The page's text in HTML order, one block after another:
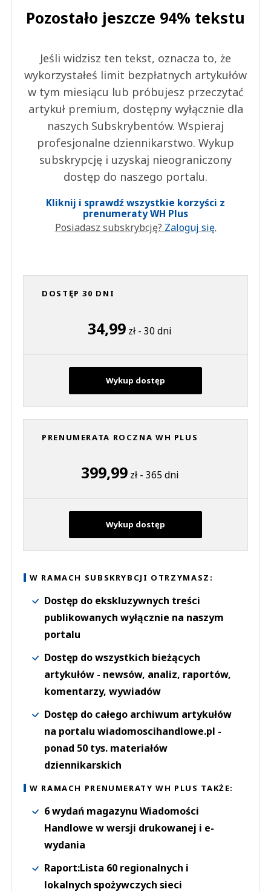
Pozostało jeszcze 94% tekstu
Jeśli widzisz ten tekst, oznacza to, że
wykorzystałeś limit bezpłatnych artykułów
w tym miesiącu lub próbujesz przeczytać
artykuł premium, dostępny wyłącznie dla
naszych Subskrybentów. Wspieraj
profesjonalne dziennikarstwo. Wykup
subskrypcję i uzyskaj nieograniczony
dostęp do naszego portalu.
Kliknij i sprawdź wszystkie korzyści z
prenumeraty WH Plus
Posiadasz subskrybcję? Zaloguj się.
DOSTĘP 30 DNI
34,99 zł - 30 dni
Wykup dostęp
PRENUMERATA ROCZNA WH PLUS
399,99zł - 365 dni
Wykup dostęp
W RAMACH SUBSKRYBCJI OTRZYMASZ:
Dostęp do ekskluzywnych treści
publikowanych wyłącznie na naszym
portalu
Dostęp do wszystkich bieżących
artykułów - newsów, analiz, raportów,
komentarzy, wywiadów
Dostęp do całego archiwum artykułów
na portalu wiadomoscihandlowe.pl -
ponad 50 tys. materiałów
dziennikarskich
W RAMACH PRENUMERATY WH PLUS TAKŻE:
6 wydań magazynu Wiadomości
Handlowe w wersji drukowanej i e-
wydania
Raport:Lista 60 regionalnych i
lokalnych spożywczych sieci